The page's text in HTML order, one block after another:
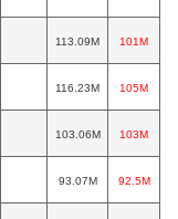
113.09M 101M
116.23M 105M
103.06M 103M
93.07M 92.5M